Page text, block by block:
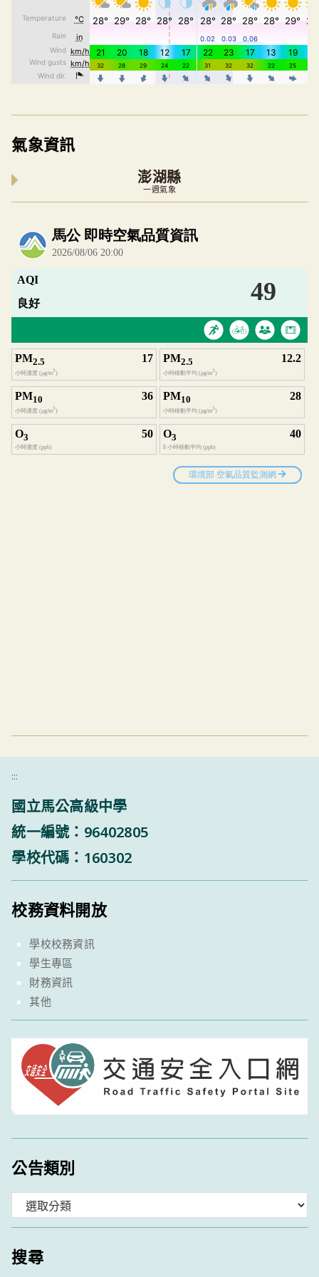
氣象資訊
澎湖縣
一週氣象
內嵌空氣品質小工具為視覺預覽，完整即時空
:::
國立馬公高級中學
統一編號：96402805
學校代碼：160302
校務資料開放
學校校務資訊
學生專區
財務資訊
其他
公告類別
類
搜尋